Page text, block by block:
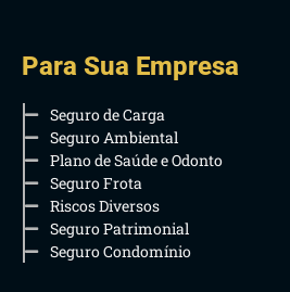
Para Sua Empresa
Seguro de Carga
Seguro Ambiental
Plano de Saúde e Odonto
Seguro Frota
Riscos Diversos
Seguro Patrimonial
Seguro Condomínio